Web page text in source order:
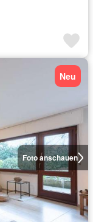
Foto anschauen
Neu